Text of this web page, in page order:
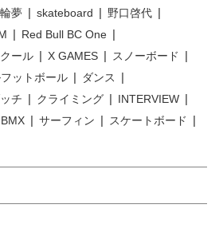
夢 skateboard
野口啓代
Red Bull BC One
ール X GAMES
スノーボード
ットボール
ダンス
チ クライミング
INTERVIEW
BMX サーフィン
スケートボード